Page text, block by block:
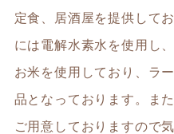
定食、居酒屋を提供して
には電解水素水を使用し
お米を使用しており、ラ
品となっております。ま
ご用意しておりますので